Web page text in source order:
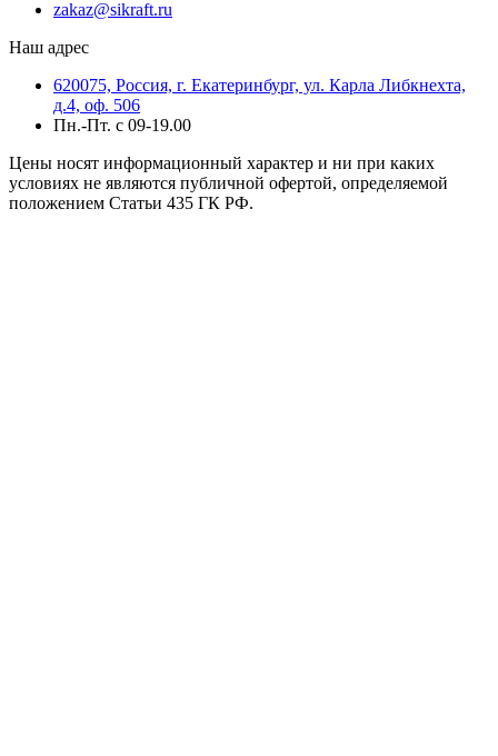
zakaz@sikraft.ru
Наш адрес
620075, Россия, г. Екатеринбург, ул. Карла Либкнехта,
д.4, оф. 506
Пн.-Пт. с 09-19.00
Цены носят информационный характер и ни при каких
условиях не являются публичной офертой, определяемой
положением Статьи 435 ГК РФ.